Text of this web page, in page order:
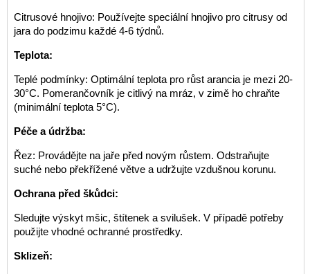
Citrusové hnojivo: Používejte speciální hnojivo pro citrusy od
jara do podzimu každé 4-6 týdnů.
Teplota:
Teplé podmínky: Optimální teplota pro růst arancia je mezi 20-
30°C. Pomerančovník je citlivý na mráz, v zimě ho chraňte
(minimální teplota 5°C).
Péče a údržba:
Řez: Provádějte na jaře před novým růstem. Odstraňujte
suché nebo překřížené větve a udržujte vzdušnou korunu.
Ochrana před škůdci:
Sledujte výskyt mšic, štítenek a svilušek. V případě potřeby
použijte vhodné ochranné prostředky.
Sklizeň: